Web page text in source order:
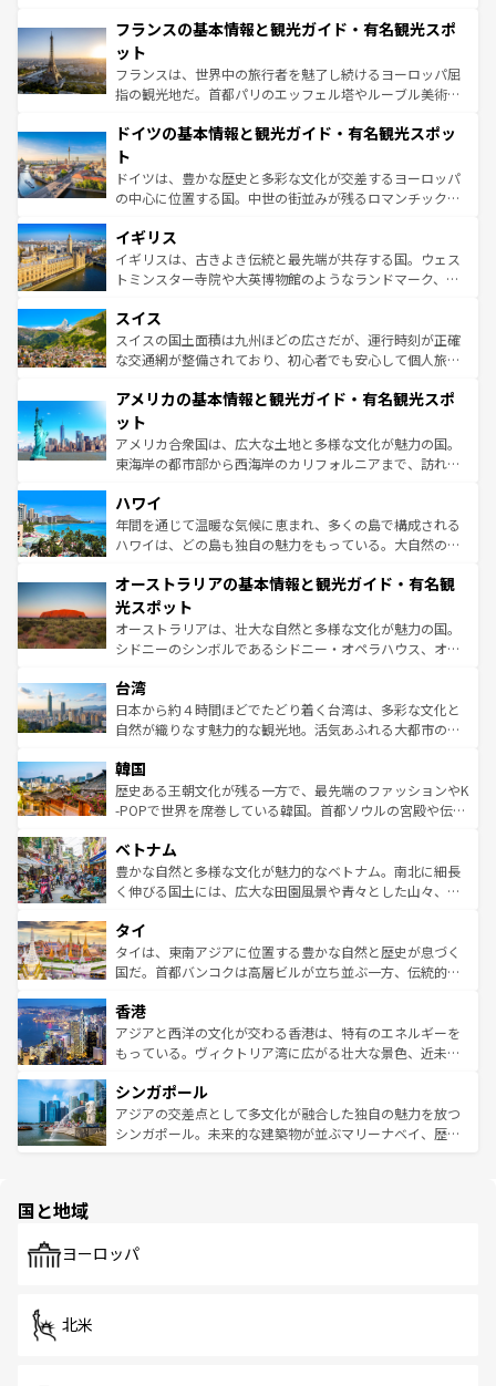
なお、新着のイタリア情報はコンテンツ一覧を参照してほ
しい。
文化が根付くこの国では、情熱的なフラメンコ、熱気あふ
れる闘牛、そして美味しいタパスが生活の一部となってい
る。首都マドリードの洗練された雰囲気や、バルセロナの
アートに溢れた街角から、地方では古代ローマ遺跡や中世
せる。地方によって風土や気候が異なるスペインはその個
ンテンツ一覧 を参照してほしい。
フランスの基本情報と観光ガイド・有名観光スポ
ット
フランスは、世界中の旅行者を魅了し続けるヨーロッパ屈
指の観光地だ。首都パリのエッフェル塔やルーブル美術館
で、幅広い魅力が詰まっている。華麗な宮殿、歴史的な大
聖堂、美しいビーチ、そして豊かな自然が、訪れる者を心
から魅了する。また、フランスは美食の国としても知ら
れ、フランス料理はユネスコ無形文化遺産にも登録されて
香り高いラベンダー畑など、多彩な楽しみ方が可能だ。さ
らに、パリ以外の地域にも魅力が溢れており、どの街角に
も豊かな歴史と文化が息づいている。パリ以外の個性あふ
を参照してほしい。
ドイツの基本情報と観光ガイド・有名観光スポッ
ト
ドイツは、豊かな歴史と多彩な文化が交差するヨーロッパ
の中心に位置する国。中世の街並みが残るロマンチック街
顔を持つこの国は、どこを歩いても飽きることがない。ベ
ルリンの文化的活気、バイエルン州のアルプスの絶景、そ
してライン川沿いのワイン畑といった風景は必見。ビール
は、お酒好きな人にはぜひ体験してほしい。 なお、新着の
ドイツ情報はコンテンツ一覧を参照してほしい。
イギリス
イギリスは、古きよき伝統と最先端が共存する国。ウェス
トミンスター寺院や大英博物館のようなランドマーク、歴
リアごとに異なる魅力がある。また、優雅なアフタヌーン
ティー、ビール好きにはたまらない英国パブ、サッカー観
戦など、本場だからこそできる体験も豊富。イギリスを旅
ンツ一覧を参照してほしい。
スイス
スイスの国土面積は九州ほどの広さだが、運行時刻が正確
な交通網が整備されており、初心者でも安心して個人旅行
の建物がそのまま残る町や、スイスならではのユニークな
博物館もあり、アルプス観光だけでなく町歩きも満喫する
ことができる。国民の所得が高いため物価も高いが、旅行
者向けの交通パス提供のサービスもあり、うまく活用すれ
着のスイス情報は
アメリカの基本情報と観光ガイド・有名観光スポ
ット
アメリカ合衆国は、広大な土地と多様な文化が魅力の国。
東海岸の都市部から西海岸のカリフォルニアまで、訪れる
のような巨大都市は、観光、ショッピング、エンターテイ
ンメントが詰まった刺激的なスポットだ。一方、アメリカ
西部には大自然が広がり、グランドキャニオンやイエロー
部のニューオーリンズでは、音楽と美食が融合した独特の
文化が魅力。旅行者はアメリカの各地域で異なる魅力を楽
しみながら、その多様性と豊かな歴史を感じることができ
るだろう。車でのロードトリップや列車の旅も、アメリカ
情報は
ハワイ
年間を通じて温暖な気候に恵まれ、多くの島で構成される
ハワイは、どの島も独自の魅力をもっている。大自然の神
ワイ島は見逃せない。また、定番の観光地といえばオアフ
島だが、静かな自然を求めるならマウイ島やカウアイ島が
おすすめ。エメラルドグリーンに輝く海をはじめ、豊かな
文化や歴史が息づいている。「アロハスピリット」と呼ば
人々、おいしいローカルフードやハワイアンミュージッ
ク、伝統的なフラダンスなど、すべてがハワイの魅力を彩
っている。訪れるたびに新しい発見と感動が待っているハ
はコンテンツ一覧
オーストラリアの基本情報と観光ガイド・有名観
光スポット
オーストラリアは、壮大な自然と多様な文化が魅力の国。
シドニーのシンボルであるシドニー・オペラハウス、オー
リアリーフや大陸中央部にそびえるウルル（エアーズロッ
ク）、タスマニアの美しい原生林やケアンズの熱帯雨林な
ど、見どころがたくさん。また、カフェやワイン、オージ
いる。アクティビティも充実しており、サーフィンやダイ
ビング、ハイキングなど、アウトドア好きにはたまらな
い。オーストラリアの多彩な魅力を存分に味わいつくそ
参照してほしい。
台湾
日本から約４時間ほどでたどり着く台湾は、多彩な文化と
自然が織りなす魅力的な観光地。活気あふれる大都市の台
ン）、静ひつな山岳地帯である台湾東部など、都市の喧騒
と山間の静けさが共存しており、訪れる人に新しい発見と
驚きをもたらしてくれる。また、奥深い台湾の食文化も魅
容にもいいと評判のスイーツなど、バラエティ豊かな料理
が味わえる。 なお、新着の台湾情報は コンテンツ一覧を参
照してほしい。
韓国
歴史ある王朝文化が残る一方で、最先端のファッションやK
-POPで世界を席巻している韓国。首都ソウルの宮殿や伝統
き、地方に足を延ばせば四季折々の自然美を楽しむことが
できる。そして、キムチや焼肉、絶品のストリートフード
まで、さまざまな韓国料理が待っている。夜には、韓国な
リティに包まれながら、韓国の多彩な魅力を心ゆくまで味
わってみてほしい。 なお、新着の韓国情報はコンテンツ一
覧を参照してほしい。
ベトナム
豊かな自然と多様な文化が魅力的なベトナム。南北に細長
く伸びる国土には、広大な田園風景や青々とした山々、世
急速な発展と共に伝統が息づく。ハノイの古い町並みやホ
ーチミン市のフランス統治時代の建物も、独特の雰囲気を
醸し出している。また、バラエティの豊かさとおいしさで
とつ。フォーやバインミー、ベトナムコーヒーなどは、ぜ
ひ現地で味わいたい。どの地域を訪れてもあたたかい人々
が旅行者を迎えてくれるので、きっと忘れられない旅にな
参照してほしい。
タイ
タイは、東南アジアに位置する豊かな自然と歴史が息づく
国だ。首都バンコクは高層ビルが立ち並ぶ一方、伝統的な
の活気が交差している。北部ではチェンマイなどの山岳地
帯で自然と触れ合い、南部ではプーケットやクラビの美し
いビーチでリゾート気分を楽しむことができる。タイ料理
激する。気候は一年中温暖で、どの季節にも異なる楽しみ
が待っている。親しみやすいタイの人々、仏教を中心とし
た文化、そして多様な観光資源が、訪れる旅人を魅了し続
香港
アジアと西洋の文化が交わる香港は、特有のエネルギーを
もっている。ヴィクトリア湾に広がる壮大な景色、近未来
み、どこを訪れても感動するはず。観光スポットが密集し
ており、効率よく見どころを回れるのも魅力。息をのむよ
うな絶景から文化的な体験まで、香港を存分に楽しみ尽く
シンガポール
アジアの交差点として多文化が融合した独自の魅力を放つ
シンガポール。未来的な建築物が並ぶマリーナベイ、歴史
で、ホーカーズは地元の風情を楽しめる外せないスポット
国と地域
ヨーロッパ
北米